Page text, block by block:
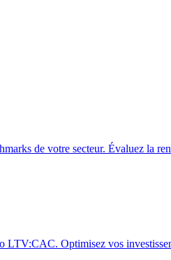
de votre secteur. Évaluez la
LTV:CAC. Optimisez vos